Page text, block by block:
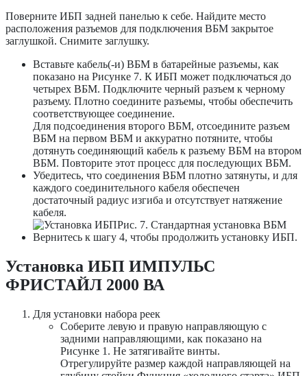
Поверните ИБП задней панелью к себе. Найдите место
расположения разъемов для подключения ВБМ закрытое
заглушкой. Снимите заглушку.
Вставьте кабель(-и) ВБМ в батарейные разъемы, как
показано на Рисунке 7. К ИБП может подключаться до
четырех ВБМ. Подключите черный разъем к черному
разъему. Плотно соедините разъемы, чтобы обеспечить
соответствующее соединение.
Для подсоединения второго ВБМ, отсоедините разъем
ВБМ на первом ВБМ и аккуратно потяните, чтобы
дотянуть соединяющий кабель к разъему ВБМ на втором
ВБМ. Повторите этот процесс для последующих ВБМ.
Убедитесь, что соединения ВБМ плотно затянуты, и для
каждого соединительного кабеля обеспечен
достаточный радиус изгиба и отсутствует натяжение
кабеля.
Рис. 7. Стандартная установка ВБМ
Вернитесь к шагу 4, чтобы продолжить установку ИБП.
Установка ИБП ИМПУЛЬС
ФРИСТАЙЛ 2000 ВА
Для установки набора реек
Соберите левую и правую направляющую с
задними направляющими, как показано на
Рисунке 1. Не затягивайте винты.
Отрегулируйте размер каждой направляющей на